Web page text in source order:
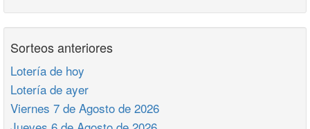
Sorteos anteriores
Lotería de hoy
Lotería de ayer
Viernes 7 de Agosto de 2026